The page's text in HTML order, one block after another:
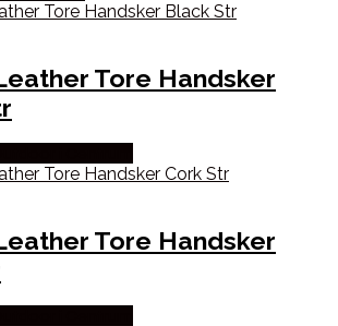
Tore Handsker
Tore Handsker